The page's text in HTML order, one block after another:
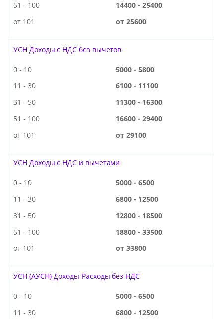
51 - 100
от 101
14400 - 25400
от 25600
УСН Доходы с НДС без вычетов
0 - 10
11 - 30
31 - 50
51 - 100
от 101
5000 - 5800
6100 - 11100
11300 - 16300
16600 - 29400
от 29100
УСН Доходы с НДС и вычетами
0 - 10
11 - 30
31 - 50
51 - 100
от 101
5000 - 6500
6800 - 12500
12800 - 18500
18800 - 33500
от 33800
УСН (АУСН) Доходы-Расходы без НДС
0 - 10
11 - 30
5000 - 6500
6800 - 12500